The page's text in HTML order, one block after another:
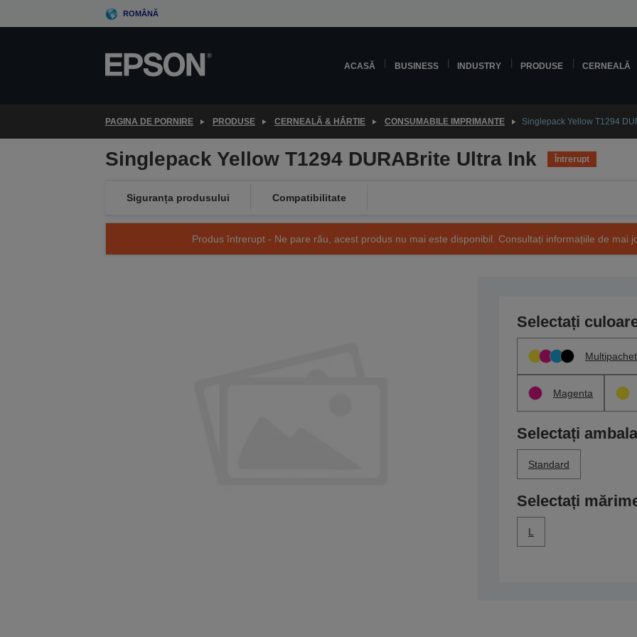
to
ROMÂNĂ
ACASĂ BUSINESS INDUSTRY PRODUSE CERNEALĂ
PAGINA DE PORNIRE PRODUSE CERNEALĂ & HÂRTIE CONSUMABILE IMPRIMANTE Singlepack Yellow T1294
Singlepack Yellow T1294 DURABrite Ultra Ink Întrerupt
Siguranța produsului Compatibilitate
Produs întrerupt - Ne pare rău, acest produs nu mai este disponibil. Consultați informațiile de mai
Selectați
Multipachet
Magenta
Selectați
Standard
Selectați
L